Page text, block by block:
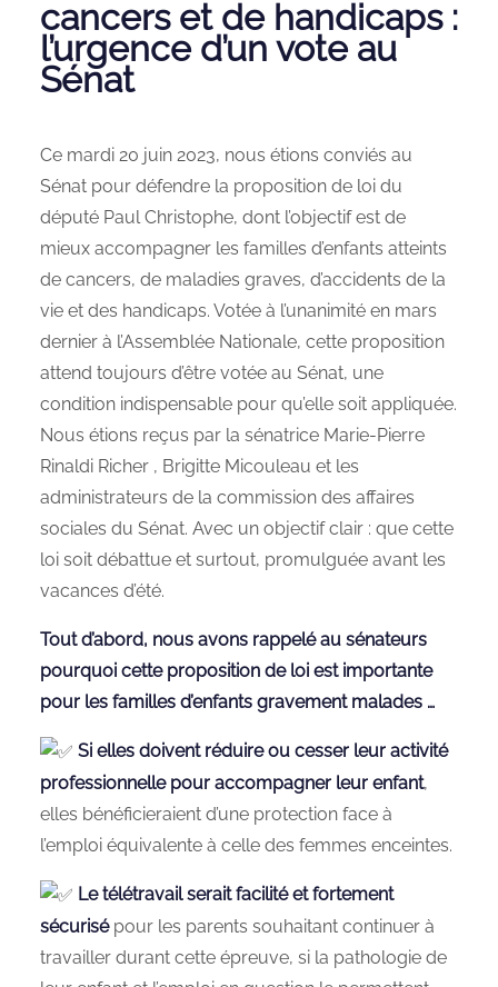
cancers et de handicaps :
l’urgence d’un vote au
Sénat
Ce mardi 20 juin 2023, nous étions conviés au
Sénat pour défendre la proposition de loi du
député Paul Christophe, dont l’objectif est de
mieux accompagner les familles d’enfants atteints
de cancers, de maladies graves, d’accidents de la
vie et des handicaps. Votée à l’unanimité en mars
dernier à l’Assemblée Nationale, cette proposition
attend toujours d’être votée au Sénat, une
condition indispensable pour qu’elle soit appliquée.
Nous étions reçus par la sénatrice Marie-Pierre
Rinaldi Richer , Brigitte Micouleau et les
administrateurs de la commission des affaires
sociales du Sénat. Avec un objectif clair : que cette
loi soit débattue et surtout, promulguée avant les
vacances d’été.
Tout d’abord, nous avons rappelé au sénateurs
pourquoi cette proposition de loi est importante
pour les familles d’enfants gravement malades …
Si elles doivent réduire ou cesser leur activité
professionnelle pour accompagner leur enfant,
elles bénéficieraient d’une protection face à
l’emploi équivalente à celle des femmes enceintes.
Le télétravail serait facilité et fortement
sécurisépour les parents souhaitant continuer à
travailler durant cette épreuve, si la pathologie de